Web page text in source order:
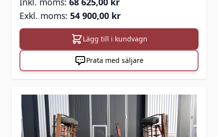
54 900,00 kr
Lägg till i kundvagn
Prata med säljare